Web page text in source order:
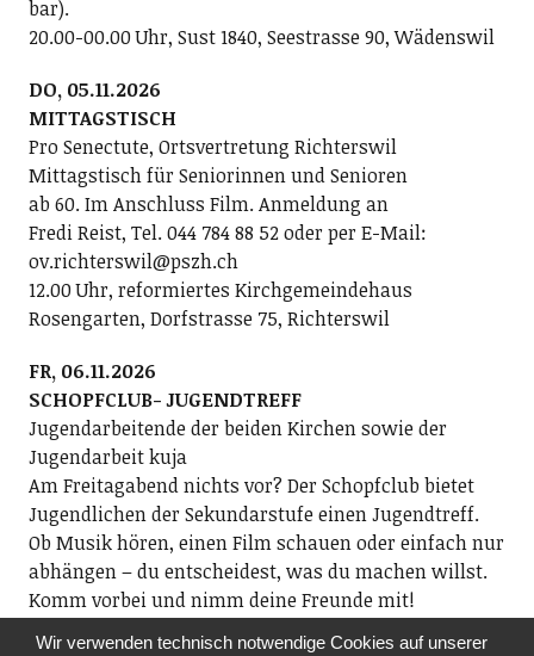
bar).
20.00-00.00 Uhr, Sust 1840, Seestrasse 90, Wädenswil
DO, 05.11.2026
MITTAGSTISCH
Pro Senectute, Ortsvertretung Richterswil
Mittagstisch für Seniorinnen und Senioren
ab 60. Im Anschluss Film. Anmeldung an
Fredi Reist, Tel. 044 784 88 52 oder per E-Mail:
ov.richterswil@pszh.ch
12.00 Uhr, reformiertes Kirchgemeindehaus
Rosengarten, Dorfstrasse 75, Richterswil
FR, 06.11.2026
SCHOPFCLUB- JUGENDTREFF
Jugendarbeitende der beiden Kirchen sowie der
Jugendarbeit kuja
Am Freitagabend nichts vor? Der Schopfclub bietet
Jugendlichen der Sekundarstufe einen Jugendtreff.
Ob Musik hören, einen Film schauen oder einfach nur
abhängen – du entscheidest, was du machen willst.
Komm vorbei und nimm deine Freunde mit!
Wir verwenden technisch notwendige Cookies auf unserer